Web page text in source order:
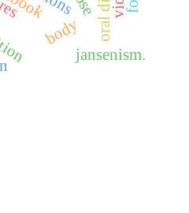
body
jansenism.